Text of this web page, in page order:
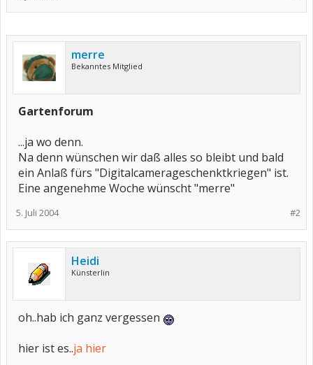
merre
Bekanntes Mitglied
Gartenforum
...ja wo denn.
Na denn wünschen wir daß alles so bleibt und bald
ein Anlaß fürs "Digitalcamerageschenktkriegen" ist.
Eine angenehme Woche wünscht "merre"
#2
5. Juli 2004
Heidi
Künsterlin
oh..hab ich ganz vergessen
hier ist es..ja hier